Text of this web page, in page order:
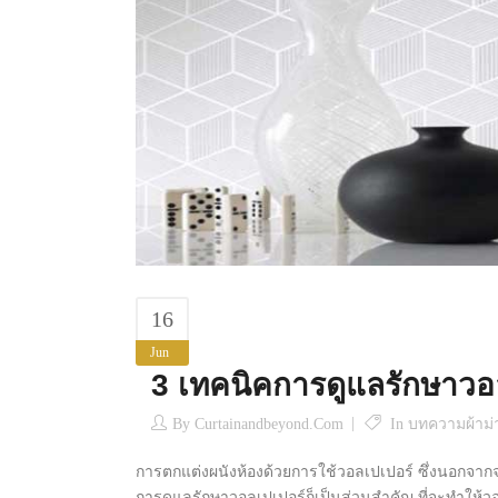
16
Jun
3 เทคนิคการดูแลรักษาว
By Curtainandbeyond.com In บทความผ้าม่
การตกแต่งผนังห้องด้วยการใช้วอลเปเปอร์ ซึ่งนอกจ